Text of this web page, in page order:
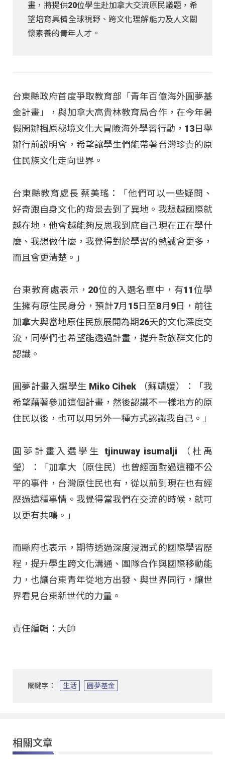
畫，將提供20位學生赴加拿大交流原民議題，希
望培育具備全球視野、跨文化理解能力及人文關
懷素養的青年人才。
台東縣政府首度爭取教育部「青年百億海外圓夢基
金計畫」，與加拿大高貴林教育局合作，在今年暑
假開辦楓原秘境文化大冒險海外學習行動，13日舉
辦行前說明會，希望讓學生們能帶著台灣珍貴的原
住民族文化走向世界。
台東縣教育處長 蔡美瑤：「他們可以一些疑問、
好奇跟自身文化的背景去到了異地。我想越國際就
越在地，他會越能夠反思我到底自己現在正在學什
麼、我想做什麼，我覺得對於學習的熱誠會更多，
而且會更清楚 。」
台東教育處表示，20位的入選名單中，有11位學
生擁有原住民身分，預計7月15日至8月9日，前往
加拿大與當地原住民族展開為期26天的文化深度交
流，同學們也希望能透過計畫，提升對族群文化的
認識 。
圓夢計畫入選學生 Miko Cihek （蘇靖媛）：「我
希望藉著參加這個計畫，然後認識不一樣地方的原
住民以後，也可以用另外一種方式認識我自己。」
圓夢計畫入選學生 tjinuway isumalji （杜禹
瑩）：「加拿大（原住民）也曾經面對過這種不公
平的事件，台灣原住民也有，從以前到現在也有經
歷過這種事情。我覺得當我們在交流的時候，就可
以更有共鳴。」
而縣府也表示，期待透過深度浸潤式的國際學習歷
程，提升學生跨文化溝通、團隊合作與國際移動能
力，也讓台東青年從地方出發、與世界同行，讓世
界看見台東新世代的力量 。
責任編輯：大帥
關鍵字： 生活 圓夢基金
相關文章